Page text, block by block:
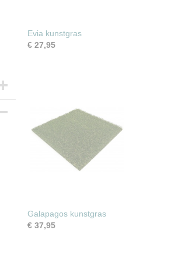
Evia kunstgras
€ 27,95
Galapagos kunstgras
€ 37,95